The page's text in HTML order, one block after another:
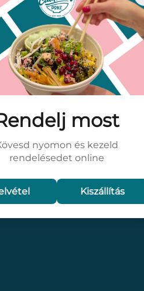
- ETELE
ÚT 28.
- OPERA
UTCA 13-15.
- RÓMAI
PART 47. A (MIAMOR)